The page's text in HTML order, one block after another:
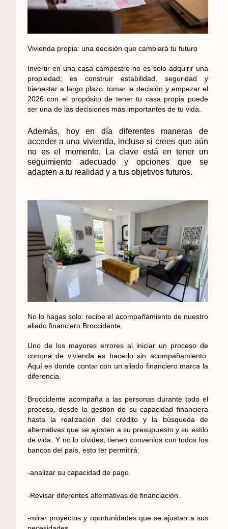
Vivienda propia: una decisión que cambiará tu futuro
Invertir en una casa campestre no es solo adquirir una
propiedad; es construir estabilidad, seguridad y
bienestar a largo plazo. tomar la decisión y empezar el
2026 con el propósito de tener tu casa propia puede
ser una de las decisiones más importantes de tu vida.
Además, hoy en día diferentes maneras de
acceder a una vivienda, incluso si crees que aún
no es el momento. La clave está en tener un
seguimiento adecuado y opciones que se
adapten a tu realidad y a tus objetivos futuros.
No lo hagas solo: recibe el acompañamiento de nuestro
aliado financiero Broccidente
Uno de los mayores errores al iniciar un proceso de
compra de vivienda es hacerlo sin acompañamiento.
Aquí es donde contar con un aliado financiero marca la
diferencia.
Broccidente acompaña a las personas durante todo el
proceso, desde la gestión de su capacidad financiera
hasta la realización del crédito y la búsqueda de
alternativas que se ajusten a su presupuesto y su estilo
de vida. Y no lo olvides, tienen convenios con todos los
bancos del país, esto ter permitirá:
-analizar su capacidad de pago.
-Revisar diferentes alternativas de financiación.
-mirar proyectos y oportunidades que se ajustan a sus